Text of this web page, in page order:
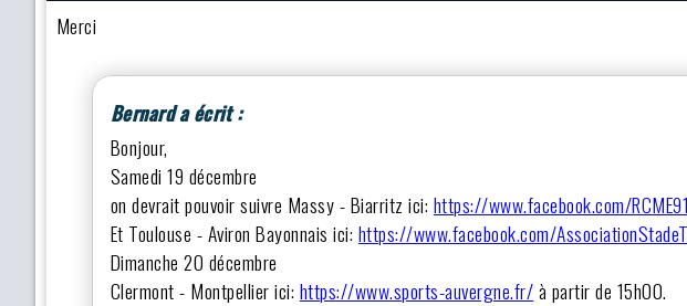
Merci
Bernard a écrit :
Bonjour,
Samedi 19 décembre
on devrait pouvoir suivre Massy - Biarritz ici: https://www.facebook.com/
Et Toulouse - Aviron Bayonnais ici: https://www.facebook.com/
Dimanche 20 décembre
Clermont - Montpellier ici: https://www.sports-auvergne.fr/à partir de 15h00.